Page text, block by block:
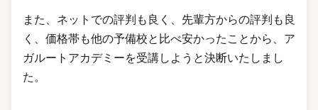
また、ネットでの評判も良く、先輩方からの評判も良
く、価格帯も他の予備校と比べ安かったことから、ア
ガルートアカデミーを受講しようと決断いたしまし
た。